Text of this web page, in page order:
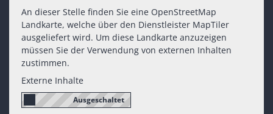
An dieser Stelle finden Sie eine OpenStreetMap
Landkarte, welche über den Dienstleister MapTiler
ausgeliefert wird. Um diese Landkarte anzuzeigen
müssen Sie der Verwendung von externen Inhalten
zustimmen.
Externe Inhalte